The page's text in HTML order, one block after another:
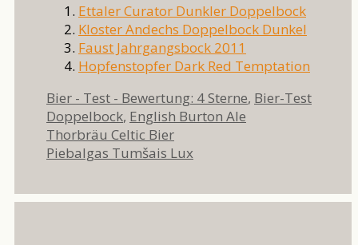
Ettaler Curator Dunkler Doppelbock
Kloster Andechs Doppelbock Dunkel
Faust Jahrgangsbock 2011
Hopfenstopfer Dark Red Temptation
Kategorien
Bier - Test - Bewertung: 4 Sterne, Bier-Test
Doppelbock, English Burton Ale
Thorbräu Celtic Bier
Piebalgas Tumšais Lux